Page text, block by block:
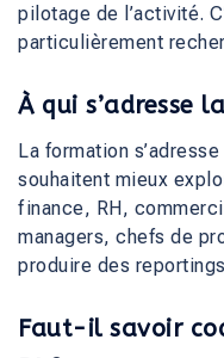
pilotage de l’activité.
particulièrement
À qui s’adresse
La formation
souhaitent mieux
finance, RH,
managers, chefs de
produire des
Faut-il savoir